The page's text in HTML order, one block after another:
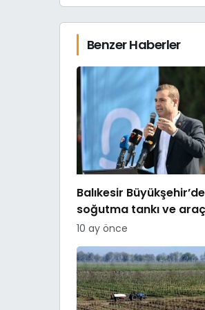
Benzer Haberler
Balıkesir
soğutma tankı ve
taşıma tankı desteği
10 ay önce